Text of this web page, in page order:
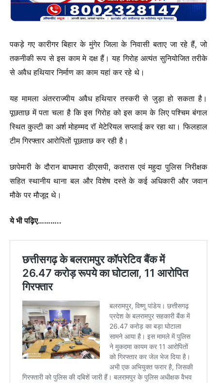
पकड़े गए कारीगर बिहार के मुंगेर जिला के निवासी बताए जा रहे हैं, जो
तकनीकी रूप से इस काम मे दक्ष हैं। यह गिरोह अत्यंत सुनियोजित तरीके
से अवैध हथियार निर्माण का काम यहां कर रहे थे।
यह मामला अंतरराज्यीय अवैध हथियार तस्करी से जुड़ा हो सकता है।
पूछताछ में पता चला है कि इस गिरोह को इस काम के लिए पश्चिम बंगाल
स्थित कुल्टी का अर्श मोहम्मद रॉ मेटेरियल सप्लाई कर रहा था। फिलहाल
टीम गिरफ्तार आरोपितों पूछताछ कर रही है।
छापेमारी के दौरान बाघमारा डीएसपी, कतरास एवं महुदा पुलिस निरीक्षक
सहित स्थानीय थाना बल और विशेष दस्ते के कई अधिकारी और जवान
मौके पर मौजूद थे।
ये भी पढ़िए………..